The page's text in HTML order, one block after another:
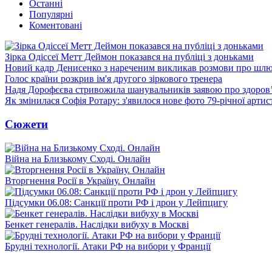
Останні
Популярні
Коментовані
Зірка Одіссеї Метт Деймон показався на публіці з доньками
Новий кадр Денисенко з нареченим викликав розмови про
Голос країни розкрив ім'я другого зіркового тренера
Надя Дорофєєва стривожила шанувальників заявою про
Як змінилася Софія Ротару: з'явилося нове фото 79-річної
Сюжети
Війна на Близькому Сході. Онлайн
Вторгнення Росії в Україну. Онлайн
Підсумки 06.08: Санкції проти РФ і дрон у Лейпцигу
Бенкет генералів. Наслідки вибуху в Москві
Брудні технології. Атаки РФ на вибори у Франції